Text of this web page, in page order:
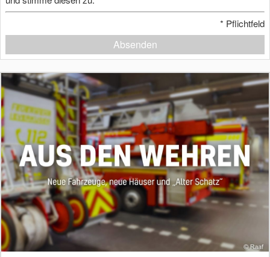
* Pflichtfeld
Absenden